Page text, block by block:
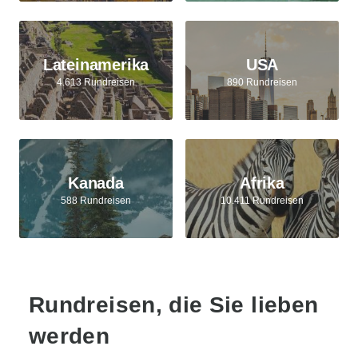
Lateinamerika
4.613 Rundreisen
USA
890 Rundreisen
Kanada
588 Rundreisen
Afrika
10.411 Rundreisen
Rundreisen, die Sie lieben
werden